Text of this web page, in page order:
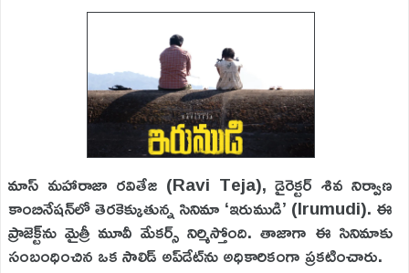
మాస్ మహారాజా రవితేజ (Ravi Teja), డైరెక్టర్ శివ నిర్వాణ
కాంబినేషన్‌లో తెరకెక్కుతున్న సినిమా ‘ఇరుముడి’ (Irumudi). ఈ
ప్రాజెక్ట్‌ను మైత్రీ మూవీ మేకర్స్ నిర్మిస్తోంది. తాజాగా ఈ సినిమాకు
సంబంధించిన ఒక సాలిడ్ అప్‌డేట్‌ను అధికారికంగా ప్రకటించారు.